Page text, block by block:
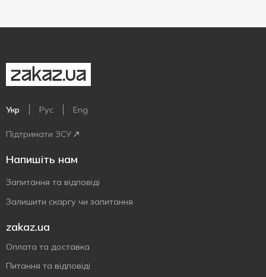
Укр Рус Eng
Підтримати ЗСУ
Напишіть нам
Запитання та відповіді
Залишити скаргу чи запитання
zakaz.ua
Оплата та доставка
Питання та відповіді